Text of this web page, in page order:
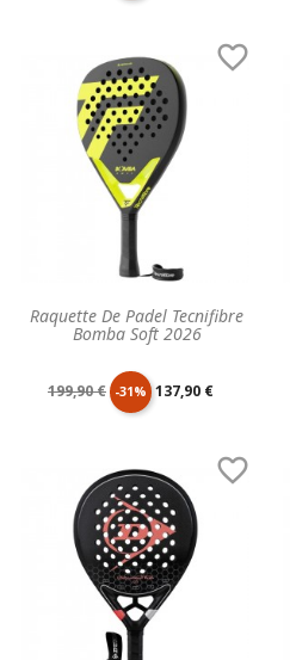
base
Raquette De Padel Tecnifibre
Bomba Soft 2026

Prix
base
199,90 € -31% Prix
137,90 €
